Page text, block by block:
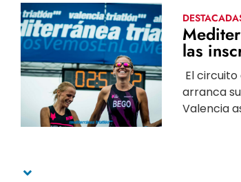
las
El
arranca
Valencia